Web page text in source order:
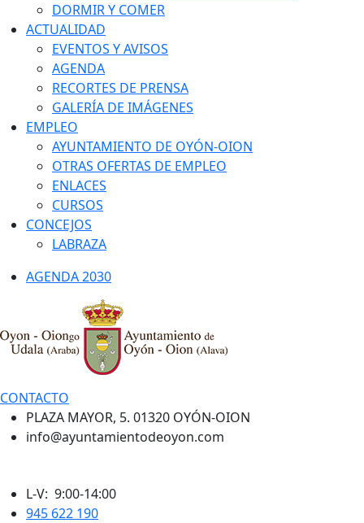
DORMIR Y COMER
ACTUALIDAD
EVENTOS Y AVISOS
AGENDA
RECORTES DE PRENSA
GALERÍA DE IMÁGENES
EMPLEO
AYUNTAMIENTO DE OYÓN-OION
OTRAS OFERTAS DE EMPLEO
ENLACES
CURSOS
CONCEJOS
LABRAZA
AGENDA 2030
CONTACTO
PLAZA MAYOR, 5. 01320 OYÓN-OION
info@ayuntamientodeoyon.com
L-V: 9:00-14:00
945 622 190